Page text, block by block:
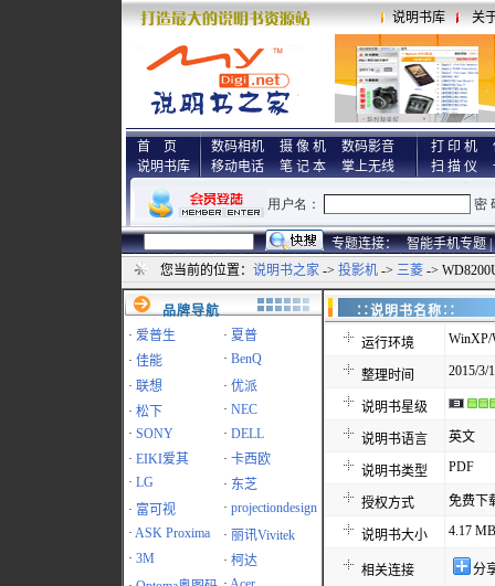
说明书库 关
首 页
说明书库
数码相机 摄 像 机
数码影音
移动电话
笔 记 本 掌上无线
打 印 机
扫 描 仪
专题连接： 智能手机专题 |
您当前的位置： 说明书之家 -> 投影机 -> 三菱 ->
品牌导航
· 爱普生 · 夏普
· 佳能 · BenQ
· 联想 · 优派
· 松下 · NEC
· SONY · DELL
· EIKI爱其 · 卡西欧
· LG · 东芝
· 富可视 · projectiondesign
· ASK Proxima · 丽讯Vivitek
· 3M · 柯达
∷说明书名
运行环境 WinXP/
整理时间 2015/3/
说明书星级
说明书语言 英文
说明书类型 PDF
授权方式 免费下
说明书大小 4.17 MB
相关连接 分